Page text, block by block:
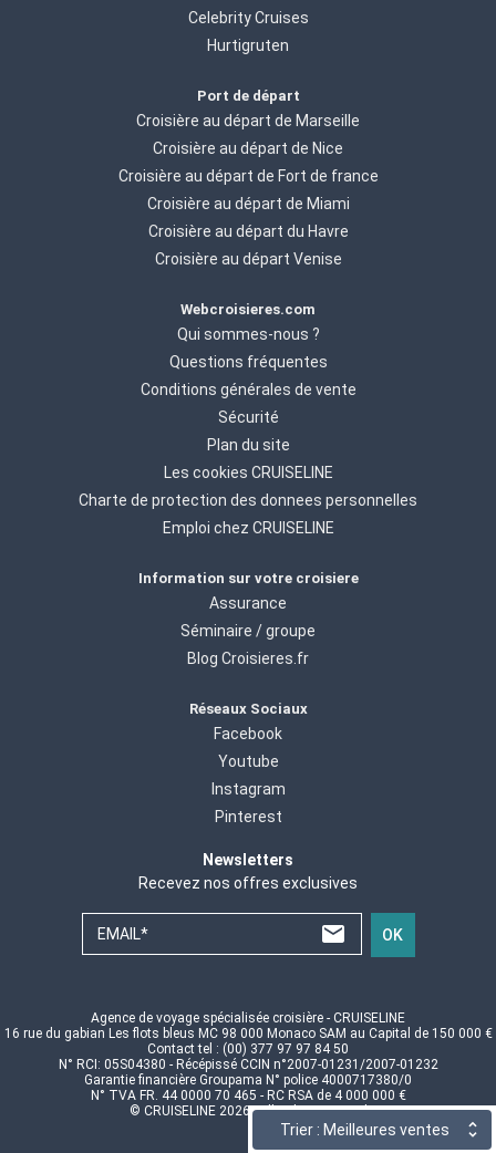
Trier : Meilleures ventes
Celebrity Cruises
Hurtigruten
Port de départ
Croisière au départ de Marseille
Croisière au départ de Nice
Croisière au départ de Fort de france
Croisière au départ de Miami
Croisière au départ du Havre
Croisière au départ Venise
Webcroisieres.com
Qui sommes-nous ?
Questions fréquentes
Conditions générales de vente
Sécurité
Plan du site
Les cookies CRUISELINE
Charte de protection des donnees personnelles
Emploi chez CRUISELINE
Information sur votre croisiere
Assurance
Séminaire / groupe
Blog Croisieres.fr
Réseaux Sociaux
Facebook
Youtube
Instagram
Pinterest
Newsletters
Recevez nos offres exclusives
EMAIL* OK
Agence de voyage spécialisée croisière - CRUISELINE
16 rue du gabian Les flots bleus MC 98 000 Monaco SAM au Capital de 150 000 €
Contact tel : (00) 377 97 97 84 50
N° RCI: 05S04380 - Récépissé CCIN n°2007-01231/2007-01232
Garantie financière Groupama N° police 4000717380/0
N° TVA FR. 44 0000 70 465 - RC RSA de 4 000 000 €
© CRUISELINE 2026 - all rights reserved